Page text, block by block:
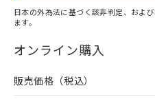
在庫等で未対応品が混在する
問い合わせください。
日本の外為法に基づく該非判定、およ
ます。
オンライン購入
販売価格（税込）